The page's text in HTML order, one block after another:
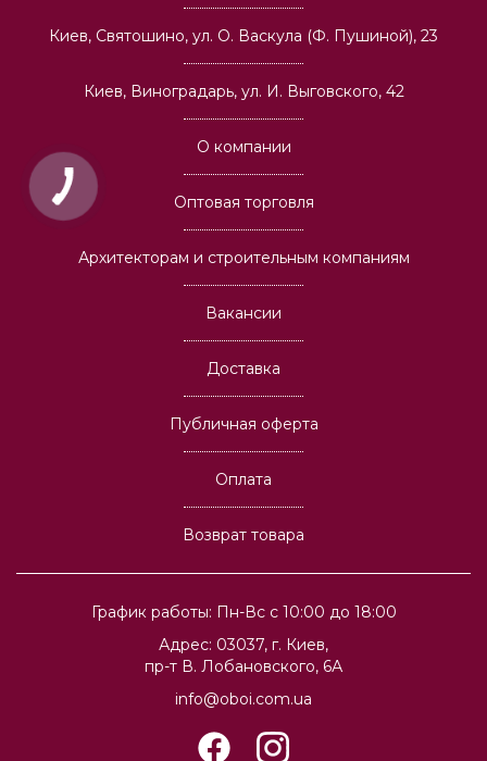
Киев, Святошино, ул. О. Васкула (Ф. Пушиной), 23
Киев, Виноградарь, ул. И. Выговского, 42
График работы: Пн-Вс с 10:00 до 18:00
Адрес: 03037, г. Киев,
пр-т В. Лобановского, 6А
info@oboi.com.ua
О компании
Оптовая торговля
Архитекторам и строительным компаниям
Вакансии
Доставка
Публичная оферта
Оплата
Возврат товара